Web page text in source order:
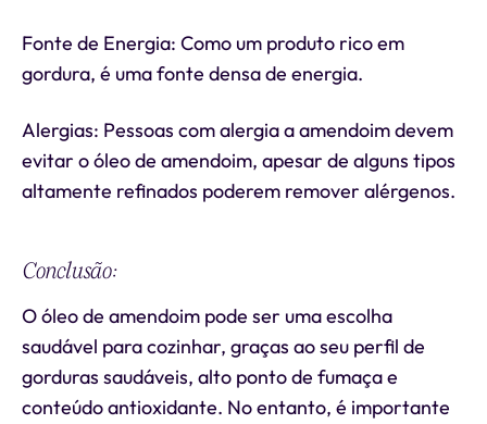
Fonte de Energia: Como um produto rico em
gordura, é uma fonte densa de energia.
Alergias: Pessoas com alergia a amendoim devem
evitar o óleo de amendoim, apesar de alguns tipos
altamente refinados poderem remover alérgenos.
Conclusão:
O óleo de amendoim pode ser uma escolha
saudável para cozinhar, graças ao seu perfil de
gorduras saudáveis, alto ponto de fumaça e
conteúdo antioxidante. No entanto, é importante